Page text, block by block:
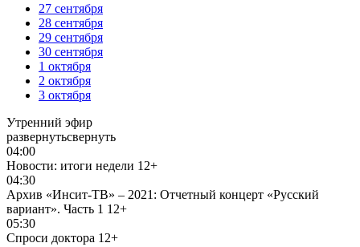
27 сентября
28 сентября
29 сентября
30 сентября
1 октября
2 октября
3 октября
Утренний эфир
развернутьсвернуть
04:00
Новости: итоги недели 12+
04:30
Архив «Инсит-ТВ» – 2021: Отчетный концерт «Русский
вариант». Часть 1 12+
05:30
Спроси доктора 12+